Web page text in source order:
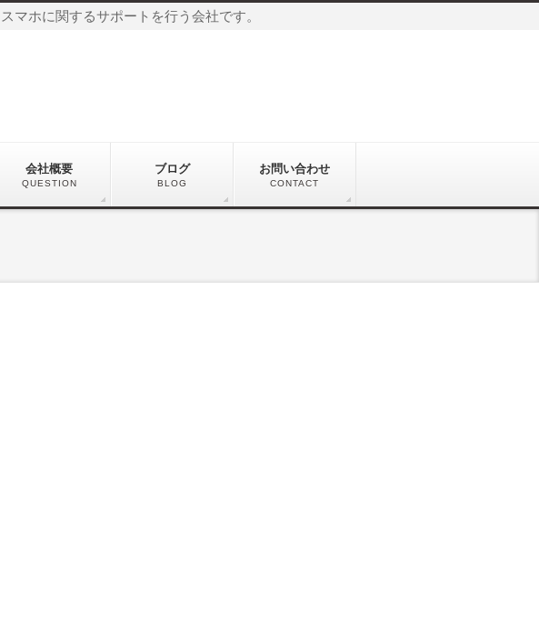
マホに関するサポートを行う会社です。
会社概要
QUESTION
ブログ
BLOG
お問い合わせ
CONTACT